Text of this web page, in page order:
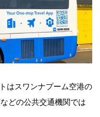
はスワンナプーム空港の
どの公共交通機関では